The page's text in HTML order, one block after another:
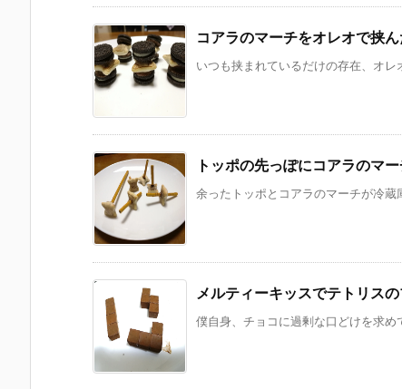
コアラのマーチをオレオで挟
いつも挟まれているだけの存在、オ
トッポの先っぽにコアラのマ
余ったトッポとコアラのマーチが冷
メルティーキッスでテトリス
僕自身、チョコに過剰な口どけを求